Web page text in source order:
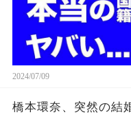
2024/07/09
橋本環奈、突然の結